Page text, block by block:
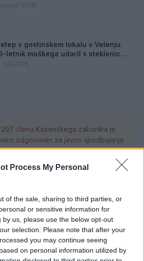
Process My Personal
of the sale, sharing to third parties, or
or sensitive information for
by us, please use the below opt-out
selection. Please note that after your
you may continue seeing
on personal information utilized by
avgust 2026
v gostinskem lokalu v Velenju:
letnik moškega udaril s steklenico
ga zabodel
julij 2026
297. členu Kazenskega zakonika je
odgovoren za javno spodbujanje
nestrpnosti. Komentarji z žaljivimi,
ali nezakonitimi vsebinami
Pravila komentiranja →
sejem